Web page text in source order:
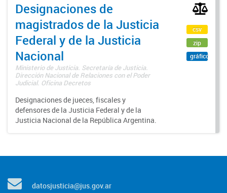
Designaciones de
magistrados de la Justicia
Federal y de la Justicia
Nacional
Ministerio de Justicia. Secretaría de Justicia.
Dirección Nacional de Relaciones con el Poder
Judicial. Oficina Decretos
Designaciones de jueces, fiscales y
defensores de la Justicia Federal y de la
Justicia Nacional de la República Argentina.
csv
zip
gráfico
datosjusticia@jus.gov.ar